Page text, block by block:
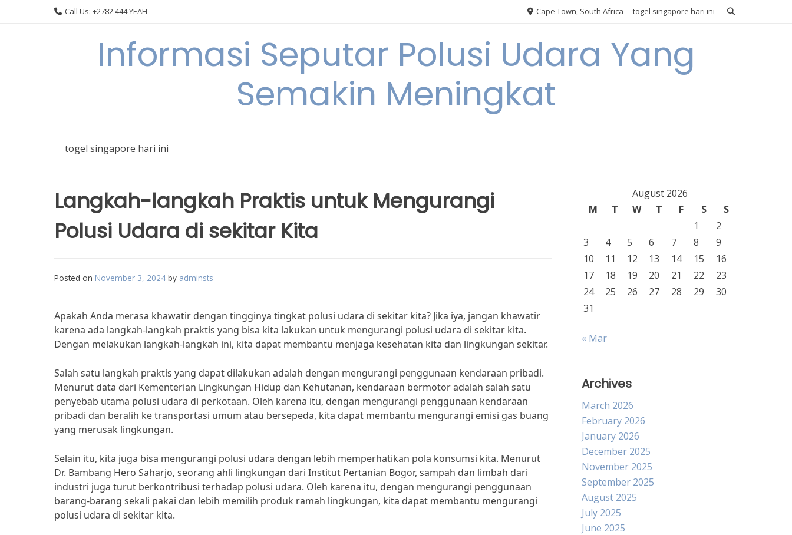
Call Us: +2782 444 YEAH Cape Town, South Africa togel singapore hari ini
Informasi Seputar Polusi Udara Yang
Semakin Meningkat
togel singapore hari ini
Langkah-langkah Praktis untuk Mengurangi
Polusi Udara di sekitar Kita
Posted on November 3, 2024 by adminsts
Apakah Anda merasa khawatir dengan tingginya tingkat polusi udara di sekitar kita? Jika iya, jangan khawatir
karena ada langkah-langkah praktis yang bisa kita lakukan untuk mengurangi polusi udara di sekitar kita.
Dengan melakukan langkah-langkah ini, kita dapat membantu menjaga kesehatan kita dan lingkungan sekitar.
Salah satu langkah praktis yang dapat dilakukan adalah dengan mengurangi penggunaan kendaraan pribadi.
Menurut data dari Kementerian Lingkungan Hidup dan Kehutanan, kendaraan bermotor adalah salah satu
penyebab utama polusi udara di perkotaan. Oleh karena itu, dengan mengurangi penggunaan kendaraan
pribadi dan beralih ke transportasi umum atau bersepeda, kita dapat membantu mengurangi emisi gas buang
yang merusak lingkungan.
Selain itu, kita juga bisa mengurangi polusi udara dengan lebih memperhatikan pola konsumsi kita. Menurut
Dr. Bambang Hero Saharjo, seorang ahli lingkungan dari Institut Pertanian Bogor, sampah dan limbah dari
industri juga turut berkontribusi terhadap polusi udara. Oleh karena itu, dengan mengurangi penggunaan
barang-barang sekali pakai dan lebih memilih produk ramah lingkungan, kita dapat membantu mengurangi
polusi udara di sekitar kita.
August 2026
M
T W T F S
S
1
2
3
4 5 6 7 8
9
10
11 12 13 14 15
16
17
18 19 20 21 22
23
24
25 26 27 28 29
30
31
« Mar
Archives
March 2026
February 2026
January 2026
December 2025
November 2025
September 2025
August 2025
July 2025
June 2025